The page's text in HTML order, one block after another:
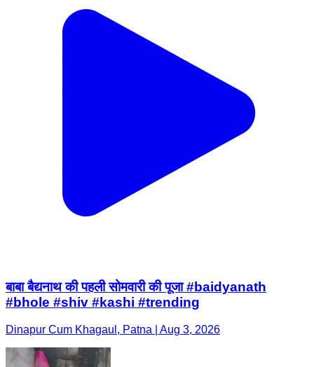
बाबा बैद्यनाथ की पहली सोमवारी की पूजा #baidyanath
#bhole #shiv #kashi #trending
Dinapur Cum Khagaul, Patna | Aug 3, 2026